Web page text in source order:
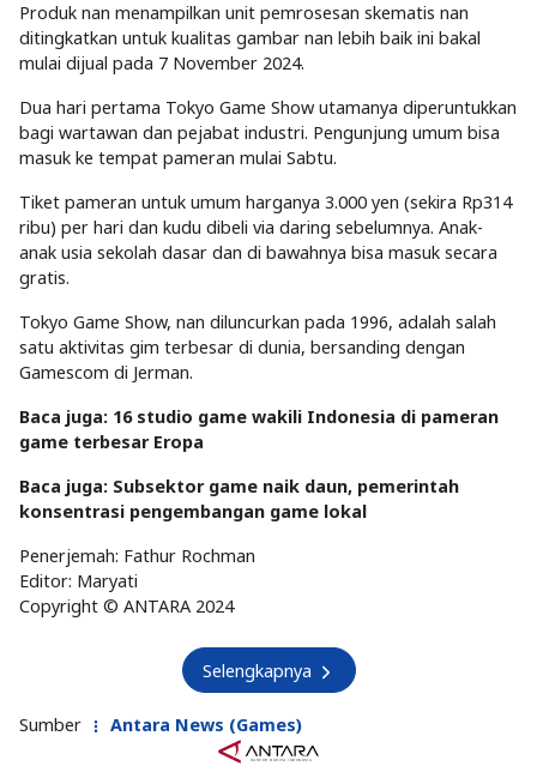
Produk nan menampilkan unit pemrosesan skematis nan
ditingkatkan untuk kualitas gambar nan lebih baik ini bakal
mulai dijual pada 7 November 2024.
Dua hari pertama Tokyo Game Show utamanya diperuntukkan
bagi wartawan dan pejabat industri. Pengunjung umum bisa
masuk ke tempat pameran mulai Sabtu.
Tiket pameran untuk umum harganya 3.000 yen (sekira Rp314
ribu) per hari dan kudu dibeli via daring sebelumnya. Anak-
anak usia sekolah dasar dan di bawahnya bisa masuk secara
gratis.
Tokyo Game Show, nan diluncurkan pada 1996, adalah salah
satu aktivitas gim terbesar di dunia, bersanding dengan
Gamescom di Jerman.
Baca juga: 16 studio game wakili Indonesia di pameran
game terbesar Eropa
Baca juga: Subsektor game naik daun, pemerintah
konsentrasi pengembangan game lokal
Penerjemah: Fathur Rochman
Editor: Maryati
Copyright © ANTARA 2024
Selengkapnya
Sumber Antara News (Games)